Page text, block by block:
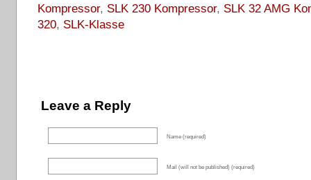
Kompressor, SLK 230 Kompressor, SLK 32 AMG
320, SLK-Klasse
Leave a Reply
Name (required)
Mail (will not be published) (required)